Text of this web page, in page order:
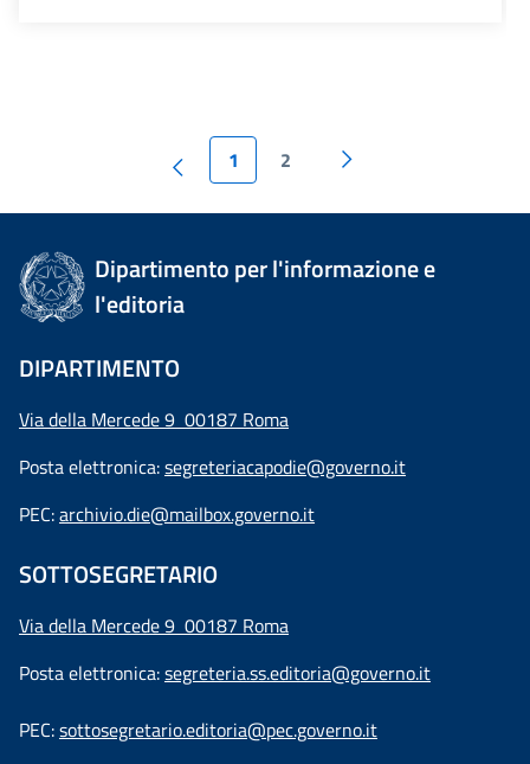
1 2
Dipartimento per l'informazione e
l'editoria
DIPARTIMENTO
Via della Mercede 9 00187 Roma
Posta elettronica:segreteriacapodie@governo.it
PEC:archivio.die@mailbox.governo.it
SOTTOSEGRETARIO
Via della Mercede 9 00187 Roma
Posta elettronica:segreteria.ss.editoria@governo.it
PEC:sottosegretario.editoria@pec.governo.it